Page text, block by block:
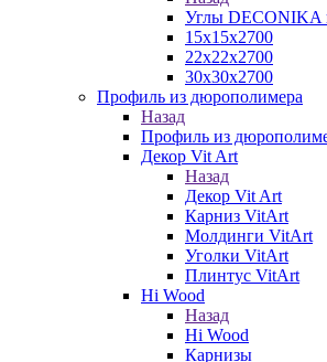
Углы DECONIKA
15х15х2700
22х22х2700
30х30х2700
Профиль из дюрополимера
Назад
Профиль из
Декор Vit Art
Назад
Декор Vit Art
Карниз VitArt
Молдинги VitArt
Уголки VitArt
Плинтус VitArt
Hi Wood
Назад
Hi Wood
Карнизы